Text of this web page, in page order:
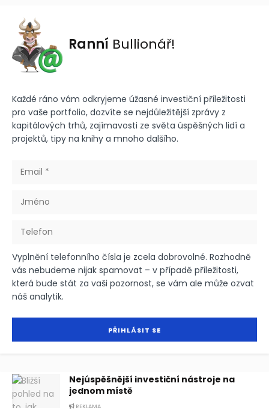
Ranní Bullionář!
Každé ráno vám odkryjeme úžasné investiční příležitosti
pro vaše portfolio, dozvíte se nejdůležitější zprávy z
kapitálových trhů, zajímavosti ze světa úspěšných lidí a
projektů, tipy na knihy a mnoho dalšího.
Vyplnění telefonního čísla je zcela dobrovolné. Rozhodně
vás nebudeme nijak spamovat – v případě příležitosti,
která bude stát za vaši pozornost, se vám ale může ozvat
náš analytik.
Nejúspěšnější investiční nástroje na
jednom místě
REKLAMA